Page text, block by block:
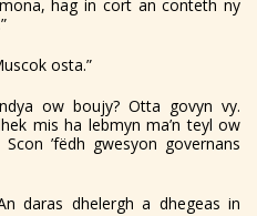
hag in cort an conteth ny
osta.”
ow boujy? Otta govyn vy.
mis ha lebmyn ma’n teyl ow
’fëdh gwesyon governans
daras dhelergh a dhegeas in